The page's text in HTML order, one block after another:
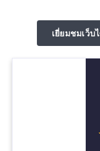
เยี่ยมชมเว็บ